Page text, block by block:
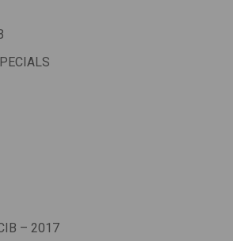
– 2017